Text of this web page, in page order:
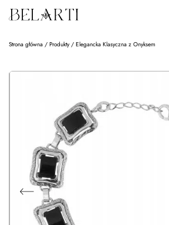
Strona główna / Produkty/ Elegancka Klasyczna z Onyksem